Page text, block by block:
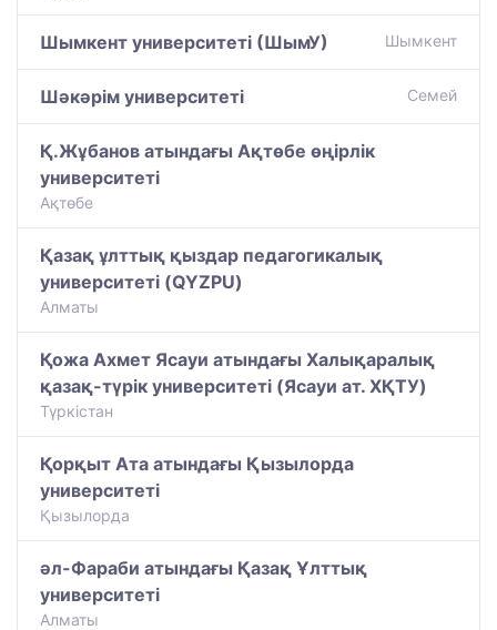
Шымкент университеті (ШымУ) Шымкент
Шәкәрім университеті Семей
Қ.Жұбанов атындағы Ақтөбе өңірлік
университеті
Ақтөбе
Қазақ ұлттық қыздар педагогикалық
университеті (QYZPU)
Алматы
Қожа Ахмет Ясауи атындағы Халықаралық
қазақ-түрiк университетi (Ясауи ат. ХҚТУ)
Түркістан
Қорқыт Ата атындағы Қызылорда
университеті
Қызылорда
әл-Фараби атындағы Қазақ Ұлттық
университеті
Алматы